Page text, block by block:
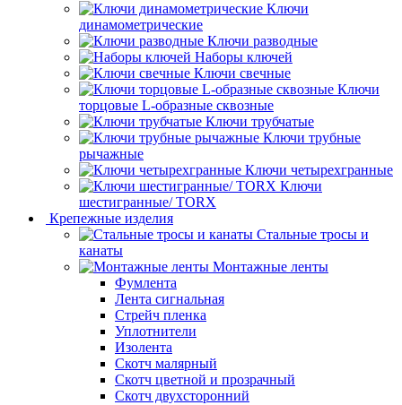
Ключи
динамометрические
Ключи разводные
Наборы ключей
Ключи свечные
Ключи
торцовые L-образные сквозные
Ключи трубчатые
Ключи трубные
рычажные
Ключи четырехгранные
Ключи
шестигранные/ TORX
Крепежные изделия
Стальные тросы и
канаты
Монтажные ленты
Фумлента
Лента сигнальная
Стрейч пленка
Уплотнители
Изолента
Скотч малярный
Скотч цветной и прозрачный
Скотч двухсторонний